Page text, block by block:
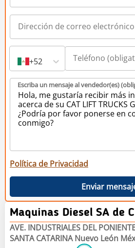
+52
Escriba un mensaje al vendedor(es)
Política de Privacidad
Enviar
Maquinas Diesel SA de
AVE. INDUSTRIALES DEL
SANTA CATARINA Nuevo León